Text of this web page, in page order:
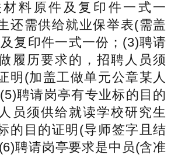
料原件及复印件一式一
还需供给就业保举表(需盖
复印件一式一份；(3)聘请
履历要求的，招聘人员须
明(加盖工做单元公章某人
聘请岗亭有专业标的目的
员须供给就读学校研究生
的目的证明(导师签字且结
聘请岗亭要求是中员(含准